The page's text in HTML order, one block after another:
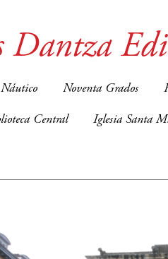
Dantza
Náutico Noventa Grados
Central Iglesia Santa